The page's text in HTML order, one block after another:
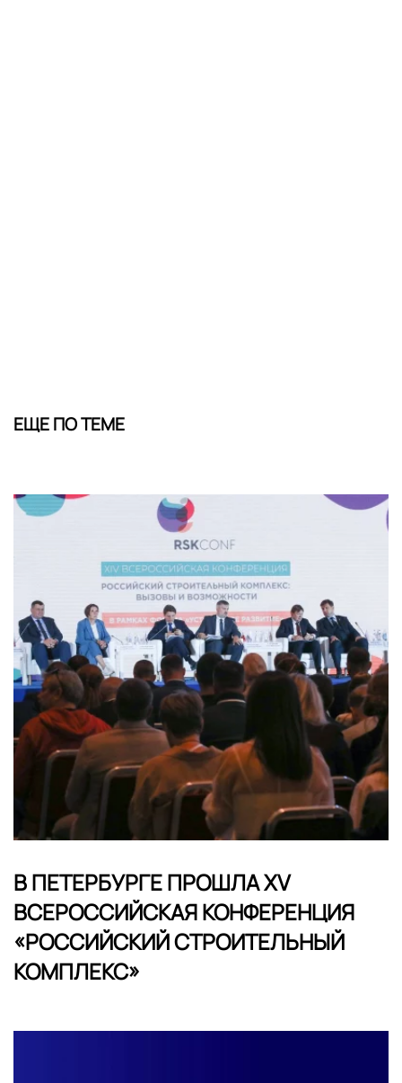
ЕЩЕ ПО ТЕМЕ
В ПЕТЕРБУРГЕ ПРОШЛА XV
ВСЕРОССИЙСКАЯ КОНФЕРЕНЦИЯ
«РОССИЙСКИЙ СТРОИТЕЛЬНЫЙ
КОМПЛЕКС»